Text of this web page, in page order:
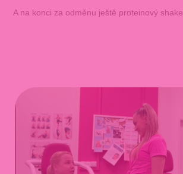
A na konci za odměnu ještě proteinový shake.